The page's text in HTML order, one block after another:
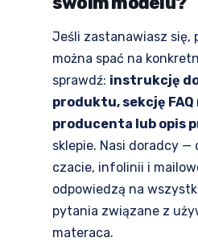
Jeśli zastanawiasz się,
można spać na
sprawdź: instrukcję
produktu, sekcję
producenta lub opis
sklepie. Nasi doradcy —
czacie, infolinii i
odpowiedzą na
pytania związane z
materaca.